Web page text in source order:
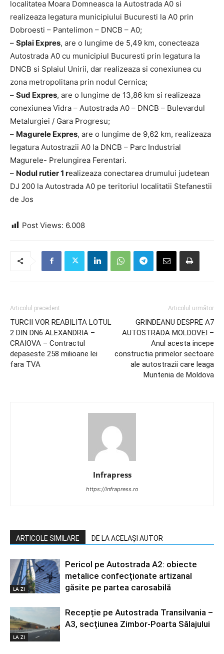
localitatea Moara Domneasca la Autostrada A0 si
realizeaza legatura municipiului Bucuresti la A0 prin
Dobroesti – Pantelimon – DNCB – A0;
– Splai Expres, are o lungime de 5,49 km, conecteaza
Autostrada A0 cu municipiul Bucuresti prin legatura la
DNCB si Splaiul Unirii, dar realizeaza si conexiunea cu
zona metropolitana prin nodul Cernica;
– Sud Expres, are o lungime de 13,86 km si realizeaza
conexiunea Vidra – Autostrada A0 – DNCB – Bulevardul
Metalurgiei / Gara Progresu;
– Magurele Expres, are o lungime de 9,62 km, realizeaza
legatura Autostrazii A0 la DNCB – Parc Industrial
Magurele- Prelungirea Ferentari.
– Nodul rutier 1 realizeaza conectarea drumului judetean
DJ 200 la Autostrada A0 pe teritoriul localitatii Stefanestii
de Jos
Post Views: 6.008
Articolul precedent
TURCII VOR REABILITA LOTUL
2 DIN DN6 ALEXANDRIA –
CRAIOVA – Contractul
depaseste 258 milioane lei
fara TVA
Articolul următor
GRINDEANU DESPRE A7
AUTOSTRADA MOLDOVEI –
Anul acesta incepe
constructia primelor sectoare
ale autostrazii care leaga
Muntenia de Moldova
Infrapress
https://infrapress.ro
ARTICOLE SIMILARE DE LA ACELAȘI AUTOR
LA ZI
Pericol pe Autostrada A2: obiecte
metalice confecționate artizanal
găsite pe partea carosabilă
LA ZI
Recepție pe Autostrada Transilvania –
A3, secțiunea Zimbor-Poarta Sălajului